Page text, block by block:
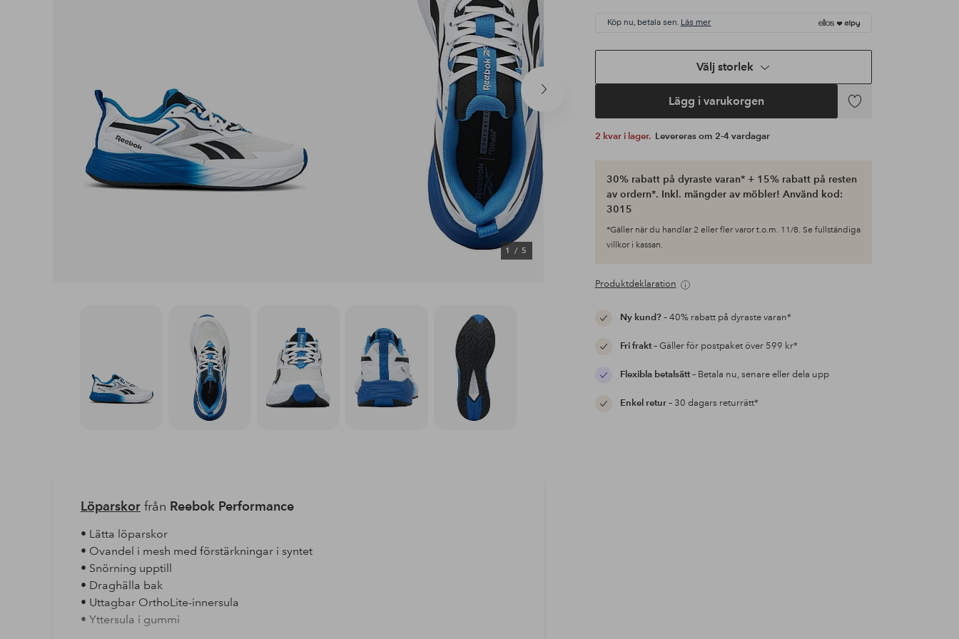
Nästa
1/ 5
Köp nu, betala sen. Läs mer
Välj storlek
Lägg i varukorgen
Lägg
2 kvar i lager. Levereras om 2-4 vardagar
30% rabatt på dyraste varan* + 15% rabatt på resten
av ordern*. Inkl. mängder av möbler! Använd kod:
3015
*Gäller när du handlar 2 eller fler varor t.o.m. 11/8. Se fullständiga
villkor i kassan.
Produktdeklaration
Ny kund?– 40% rabatt på dyraste varan*
Fri frakt– Gäller för postpaket över 599 kr*
Flexibla betalsätt– Betala nu, senare eller dela upp
Enkel retur– 30 dagars returrätt*
Löparskorfrån Reebok Performance
• Lätta löparskor
• Ovandel i mesh med förstärkningar i syntet
• Snörning upptill
• Draghälla bak
• Uttagbar OrthoLite-innersula
• Yttersula i gummi